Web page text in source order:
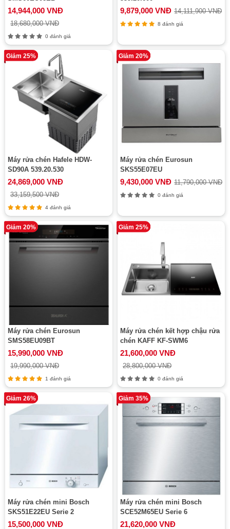
14,944,000 VNĐ
18,680,000 VNĐ
0 đánh giá
9,879,000 VNĐ 14,111,900 VNĐ
8 đánh giá
Giảm 25%
Máy rửa chén Hafele HDW-
SD90A 539.20.530
24,869,000 VNĐ
33,159,500 VNĐ
4 đánh giá
Giảm 20%
Máy rửa chén Eurosun
SKS55E07EU
9,430,000 VNĐ 11,790,000 VNĐ
0 đánh giá
Giảm 20%
Máy rửa chén Eurosun
SMS58EU09BT
15,990,000 VNĐ
19,990,000 VNĐ
1 đánh giá
Giảm 25%
Máy rửa chén kết hợp chậu rửa
chén KAFF KF-SWM6
21,600,000 VNĐ
28,800,000 VNĐ
0 đánh giá
Giảm 26%
Máy rửa chén mini Bosch
SKS51E22EU Serie 2
15,500,000 VNĐ
Giảm 35%
Máy rửa chén mini Bosch
SCE52M65EU Serie 6
21,620,000 VNĐ